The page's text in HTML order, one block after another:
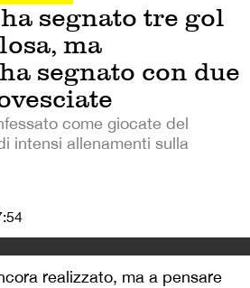
segnato tre gol
ma
segnato con due
come giocate del
intensi allenamenti sulla
realizzato, ma a pensare